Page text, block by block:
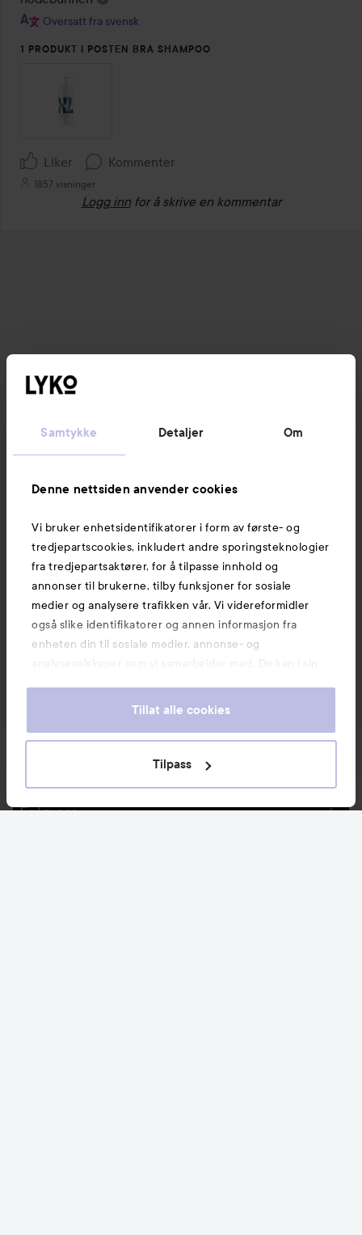
Samtykke Detaljer Om
Denne nettsiden anvender cookies
Vi bruker enhetsidentifikatorer i form av første- og
tredjepartscookies, inkludert andre sporingsteknologier
fra tredjepartsaktører, for å tilpasse innhold og
annonser til brukerne, tilby funksjoner for sosiale
medier og analysere trafikken vår. Vi videreformidler
også slike identifikatorer og annen informasjon fra
enheten din til sosiale medier, annonse- og
analyseselskaper som vi samarbeider med. De kan i sin
informasjon som du har oppgitt eller som de har samlet
våre cookies ved å fortsette å bruke nettsiden vår. For
informasjon om hvordan du kan endre innstillingene for
Tillat alle cookies
Tilpass
Oversatt fra svensk
1 PRODUKT I POSTEN BRA SHAMPOO
Liker Kommenter
1857 visninger
Logg inn for å skrive en kommentar
Følg oss